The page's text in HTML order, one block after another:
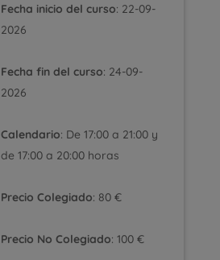
Fecha inicio del curso: 22-09-
2026
Fecha fin del curso: 24-09-
2026
Calendario: De 17:00 a 21:00 y
de 17:00 a 20:00 horas
Precio Colegiado: 80 €
Precio No Colegiado: 100 €